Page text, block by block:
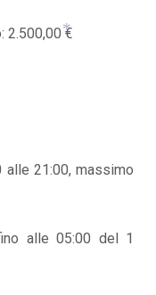
2.500,00 €
21:00, massimo
alle 05:00 del 1